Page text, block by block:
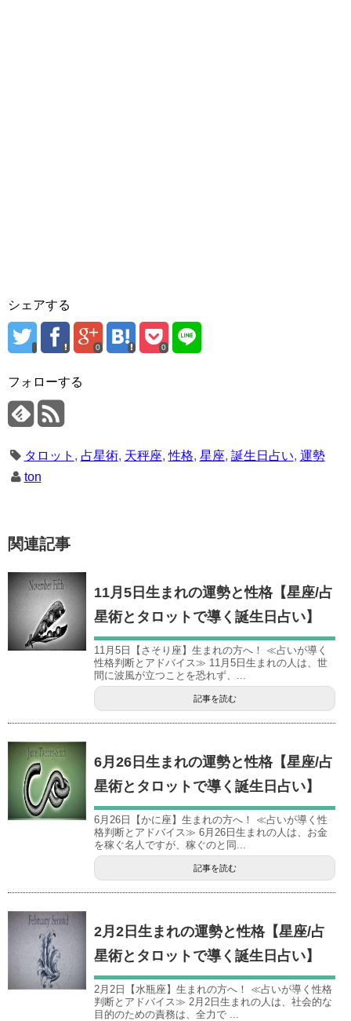
シェアする
0 0
フォローする
タロット , 占星術, 天秤座,性格, 星座, 誕生日占い, 運勢
ton
関連記事
11月5日生まれの運勢と性格【星座/占
星術とタロットで導く誕生日占い】
11月5日【さそり座】生まれの方へ！ ≪占いが導く
性格判断とアドバイス≫ 11月5日生まれの人は、世
間に波風が立つことを恐れず、...
記事を読む
6月26日生まれの運勢と性格【星座/占
星術とタロットで導く誕生日占い】
6月26日【かに座】生まれの方へ！ ≪占いが導く性
格判断とアドバイス≫ 6月26日生まれの人は、お金
を稼ぐ名人ですが、稼ぐのと同...
記事を読む
2月2日生まれの運勢と性格【星座/占
星術とタロットで導く誕生日占い】
2月2日【水瓶座】生まれの方へ！ ≪占いが導く性格
判断とアドバイス≫ 2月2日生まれの人は、社会的な
目的のための責務は、全力で ...